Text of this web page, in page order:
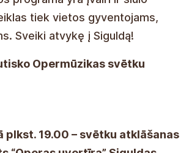
tiek vietos gyventojams,
Sveiki atvykę į Siguldą!
operos muzikos festivalio
d. 19:00 – Festivalio "Operos